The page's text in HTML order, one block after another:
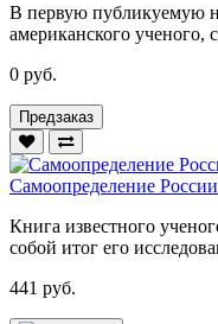
В первую публикуемую
американского ученого,
0 руб.
Предзаказ
Самоопределение России
Книга известного
собой итог его
441 руб.